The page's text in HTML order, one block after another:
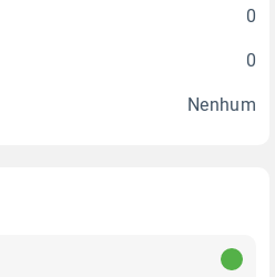
0
0
Nenhum